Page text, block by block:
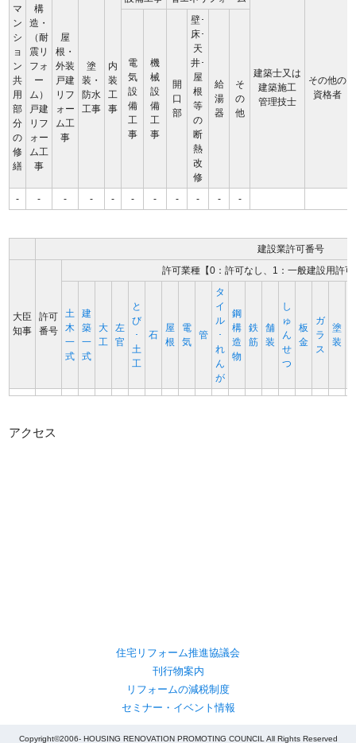
マ
ン
シ
ョ
ン
共
用
部
分
の
修
繕
構
造・
（耐
震リ
フォ
ー
ム）
戸建
リフ
ォー
ム工
事
屋
根・
外装
戸建
リフ
ォー
ム工
事
塗
装・
防水
工事
内
装
工
事
建築士又は
建築施工
管理技士
その他の
資格者
電
気
設
備
工
事
機
械
設
備
工
事
開
口
部
壁･
床･
天
井･
屋
根
等
の
断
熱
改
修
給
湯
器
そ
の
他
- - - - - - - - - - -
建設業許可番号
大臣
知事
許可
番号
許可業種【0：許可なし、1：一般建設用許
土
木
一
式
建
築
一
式
大
工
左
官
と
び
･
土
工
石
屋
根
電
気
管
タ
イ
ル
･
れ
ん
が
鋼
構
造
物
鉄
筋
舗
装
し
ゅ
ん
せ
つ
板
金
ガ
ラ
ス
塗
装
アクセス
住宅リフォーム推進協議会
刊行物案内
リフォームの減税制度
セミナー・イベント情報
Copyright©2006- HOUSING RENOVATION PROMOTING COUNCIL All Rights Reserved